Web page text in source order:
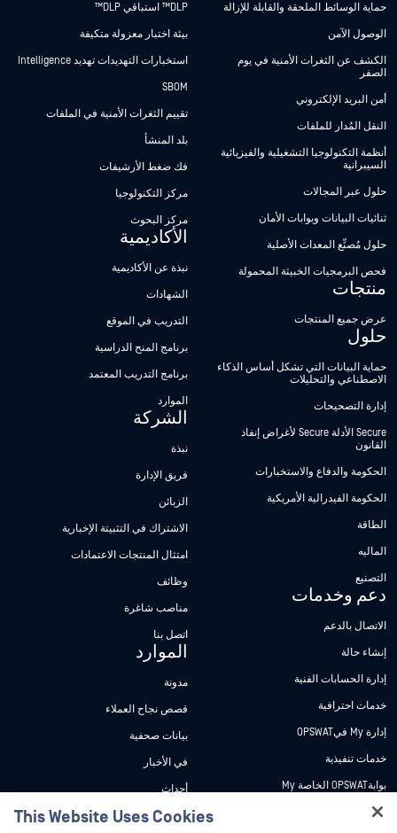
حماية الوسائط الملحقة والقابلة للإزالة
الوصول الآمن
الكشف عن الثغرات الأمنية في يوم
الصفر
أمن البريد الإلكتروني
النقل المُدار للملفات
أنظمة التكنولوجيا التشغيلية والفيزيائية
السيبرانية
حلول عبر المجالات
ثنائيات البيانات وبوابات الأمان
حلول مُصنِّع المعدات الأصلية
فحص البرمجيات الخبيثة المحمولة
منتجات
عرض جميع المنتجات
حلول
حماية البيانات التي تشكل أساس الذكاء
الاصطناعي والتحليلات
إدارة التصحيحات
Secure الأدلة Secure لأغراض إنفاذ
القانون
الحكومة والدفاع والاستخبارات
الحكومة الفيدرالية الأمريكية
الطاقة
الماليه
التصنيع
دعم وخدمات
الاتصال بالدعم
إنشاء حالة
إدارة الحسابات الفنية
خدمات احترافية
إدارة My فيOPSWAT
خدمات تنفيذية
بوابةOPSWAT الخاصة My
وثائق تقنية
DLP™ استباقي DLP™
بيئة اختبار معزولة متكيفة
استخبارات التهديدات تهديد Intelligence
SBOM
تقييم الثغرات الأمنية في الملفات
بلد المنشأ
فك ضغط الأرشيفات
مركز التكنولوجيا
مركز البحوث
الأكاديمية
نبذة عن الأكاديمية
الشهادات
التدريب في الموقع
برنامج المنح الدراسية
برنامج التدريب المعتمد
الموارد
الشركة
نبذة
فريق الإدارة
الزبائن
الاشتراك في التثبيتة الإخبارية
امتثال المنتجات الاعتمادات
وظائف
مناصب شاغرة
اتصل بنا
الموارد
مدونة
قصص نجاح العملاء
بيانات صحفية
في الأخبار
أحداث
ندوات عبر الإنترنت
This Website Uses Cookies